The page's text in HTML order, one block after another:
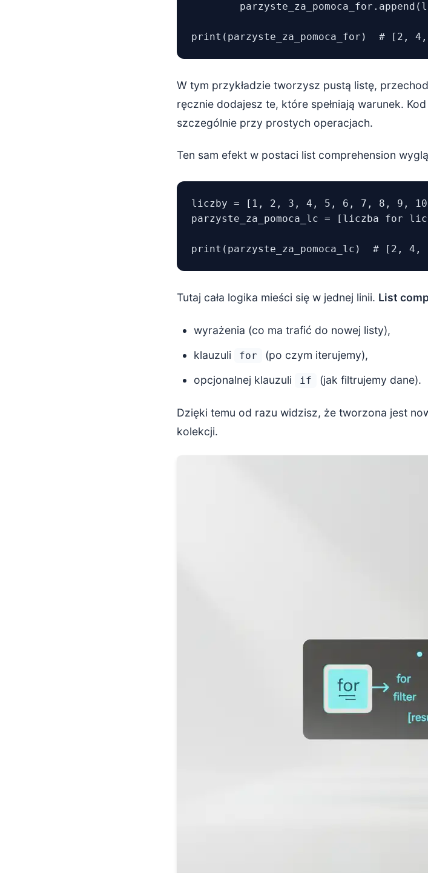
W tym przykładzie tworzysz pustą listę,
ręcznie dodajesz te, które spełniają warunek.
szczególnie przy prostych operacjach.
Ten sam efekt w postaci list comprehension
liczby = [1, 2, 3, 4, 5, 6, 7, 8, 9,
parzyste_za_pomoca_lc = [liczba for
Tutaj cała logika mieści się w jednej linii. List
wyrażenia (co ma trafić do nowej listy),
klauzuli
for
(po czym iterujemy),
opcjonalnej klauzuli
if (jak filtrujemy dane).
Dzięki temu od razu widzisz, że tworzona jest
kolekcji.